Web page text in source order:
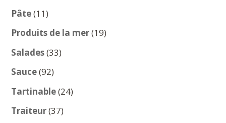
Pâte 1111
produits
Produits de la mer 1919
Salades 3333
Sauce 9292
produits
Tartinable 2424
Traiteur 3737